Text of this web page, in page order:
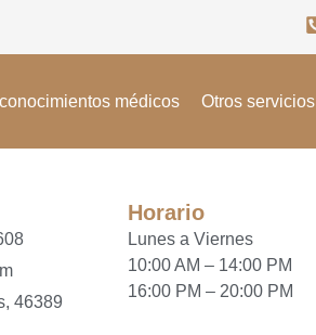
médicos Otros servicios
46389
Horario
Lunes a Viernes
10:00 AM – 14:00 PM
16:00 PM – 20:00 PM